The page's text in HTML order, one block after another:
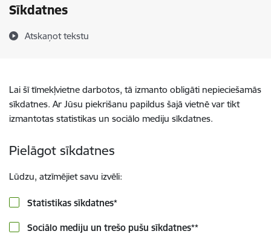
Sīkdatnes
Atskaņot tekstu
Lai šī tīmekļvietne darbotos, tā izmanto obligāti nepieciešamās
sīkdatnes. Ar Jūsu piekrišanu papildus šajā vietnē var tikt
izmantotas statistikas un sociālo mediju sīkdatnes.
Pielāgot sīkdatnes
Lūdzu, atzīmējiet savu izvēli:
Statistikas sīkdatnes*
Sociālo mediju un trešo pušu sīkdatnes**